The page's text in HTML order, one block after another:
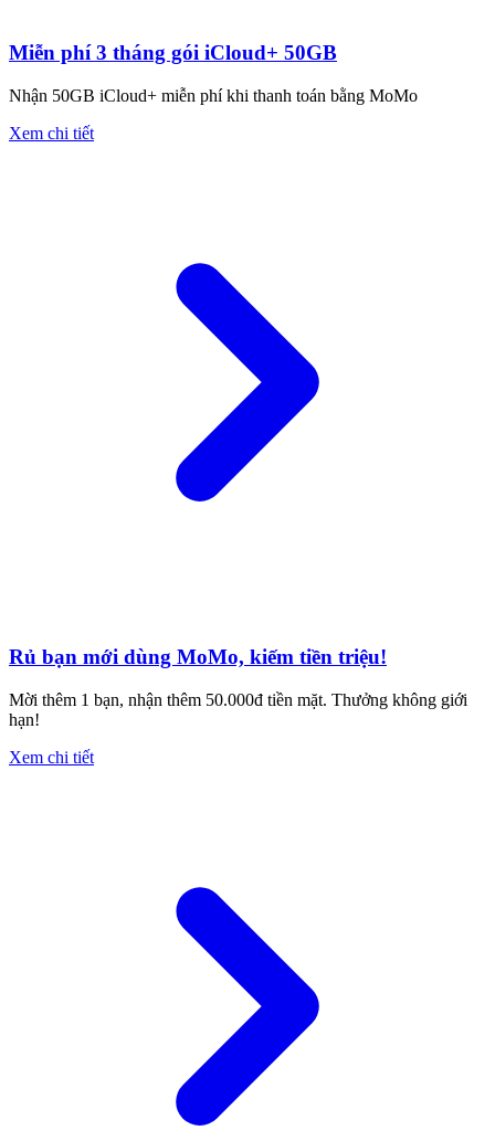
Miễn phí 3 tháng gói iCloud+ 50GB
Nhận 50GB iCloud+ miễn phí khi thanh toán bằng MoMo
Xem chi tiết
Rủ bạn mới dùng MoMo, kiếm tiền triệu!
Mời thêm 1 bạn, nhận thêm 50.000đ tiền mặt. Thưởng không giới
hạn!
Xem chi tiết